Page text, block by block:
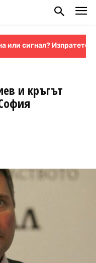
сигнал? Изпратете ни
и кръгът